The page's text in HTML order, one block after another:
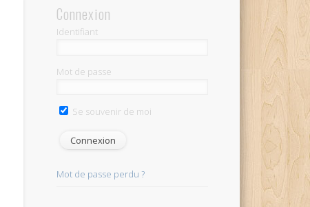
Connexion
Identifiant
Mot de passe
Se souvenir de moi
Mot de passe perdu ?